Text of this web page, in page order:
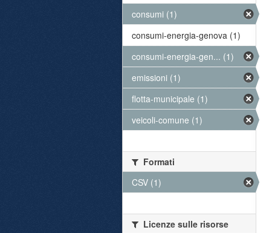
consumi (1)
consumi-energia-genova (1)
consumi-energia-gen... (1)
emissioni (1)
flotta-municipale (1)
veicoli-comune (1)
Formati
CSV (1)
Licenze sulle risorse